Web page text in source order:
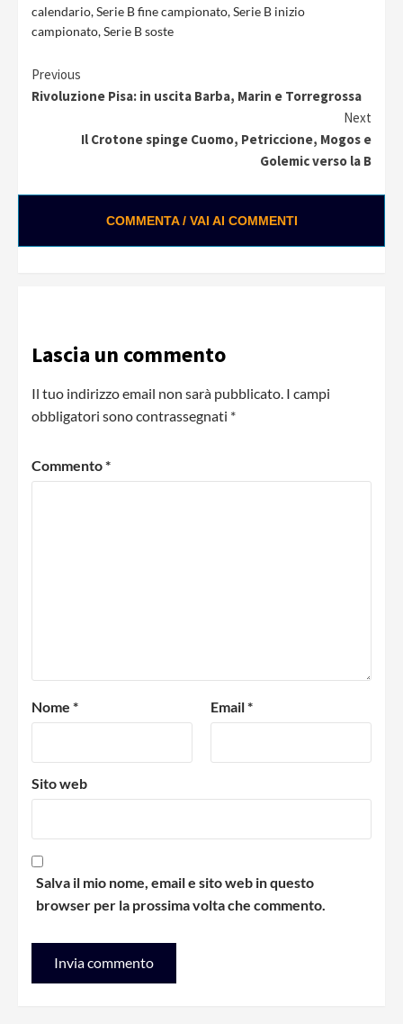
calendario,Serie B fine campionato,Serie B inizio
campionato,Serie B soste
Continue
Previous
Rivoluzione Pisa: in uscita Barba, Marin e Torregrossa
Next
Il Crotone spinge Cuomo, Petriccione, Mogos e
Golemic verso la B
COMMENTA / VAI AI COMMENTI
Lascia un commento
Il tuo indirizzo email non sarà pubblicato. I campi
obbligatori sono contrassegnati *
Commento*
Nome * Email*
Sito web
Salva il mio nome, email e sito web in questo
browser per la prossima volta che commento.